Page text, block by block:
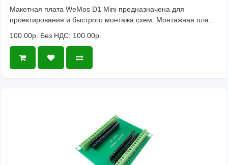
Макетная плата WeMos D1 Mini предназначена для
проектирования и быстрого монтажа схем. Монтажная пла..
100.00р. Без НДС: 100.00р.